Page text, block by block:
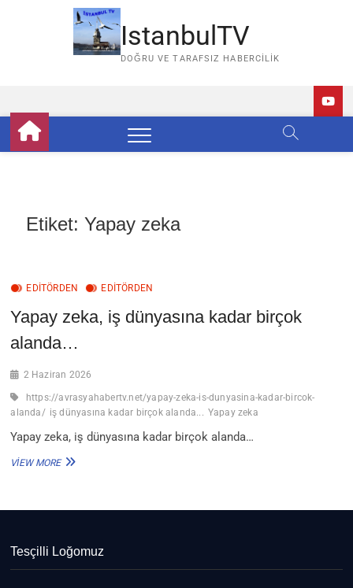
IstanbulTV
DOĞRU VE TARAFSIZ HABERCILIK
Etiket:Yapay zeka
EDİTÖRDEN EDITÖRDEN
Yapay zeka, iş dünyasına kadar birçok
alanda…
2 Haziran 2026
https://avrasyahabertv.net/yapay-zeka-is-dunyasina-kadar-bircok-
alanda/ iş dünyasına kadar birçok alanda... Yapay zeka
Yapay zeka, iş dünyasına kadar birçok alanda…
VIEW MOREYAPAY
ALANDA…
Tesçilli Loğomuz